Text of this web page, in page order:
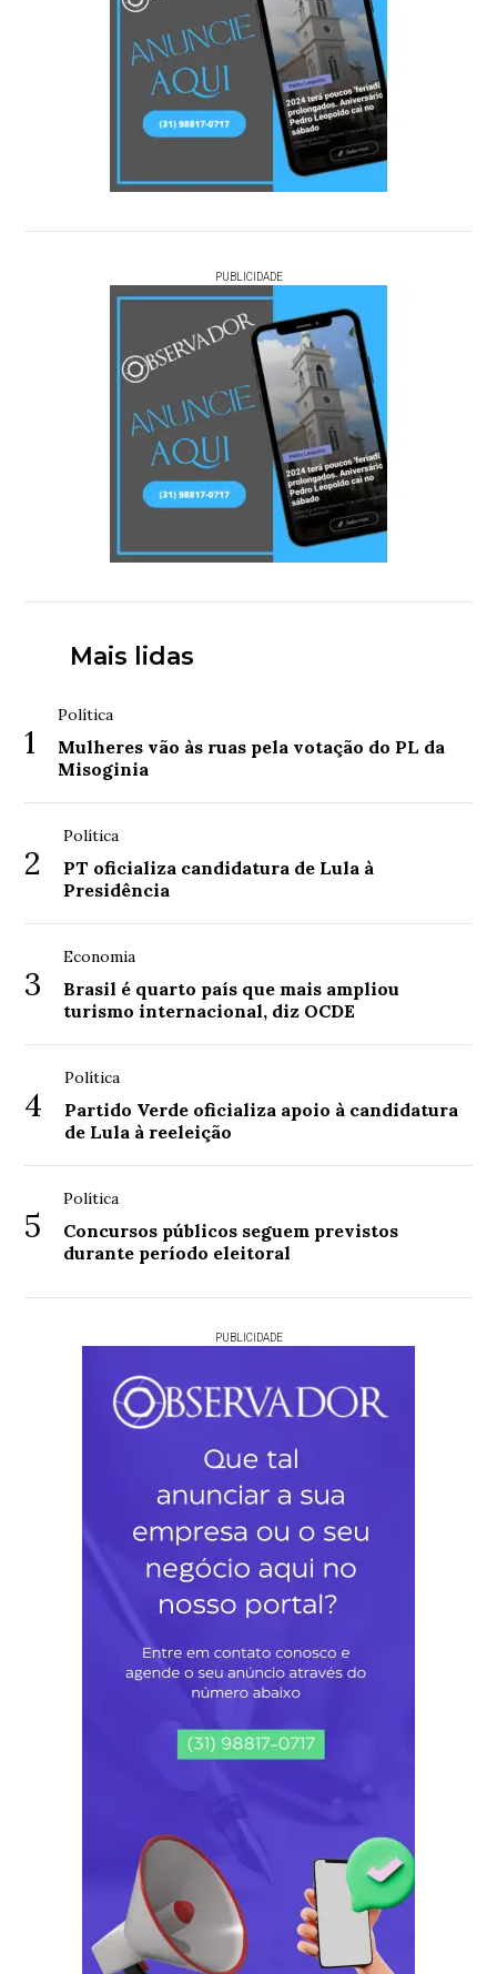
PUBLICIDADE
Mais lidas
1
Política
Mulheres vão às ruas pela votação do PL da
Misoginia
2
Política
PT oficializa candidatura de Lula à
Presidência
3
Economia
Brasil é quarto país que mais ampliou
turismo internacional, diz OCDE
4
Política
Partido Verde oficializa apoio à candidatura
de Lula à reeleição
5
Política
Concursos públicos seguem previstos
durante período eleitoral
PUBLICIDADE